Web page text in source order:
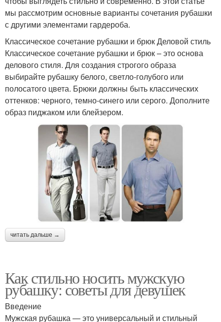
мы рассмотрим основные варианты сочетания рубашки
с другими элементами гардероба.
Классическое сочетание рубашки и брюк Деловой стиль
Классическое сочетание рубашки и брюк – это основа
делового стиля. Для создания строгого образа
выбирайте рубашку белого, светло-голубого или
полосатого цвета. Брюки должны быть классических
оттенков: черного, темно-синего или серого. Дополните
образ пиджаком или блейзером.
читать дальше →
Как стильно носить мужскую
рубашку: советы для девушек
Введение
Мужская рубашка — это универсальный и стильный